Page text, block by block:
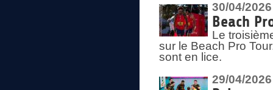
30/04/2026
Beach
Le
sur le Beach Pro
sont en lice.
29/04/2026